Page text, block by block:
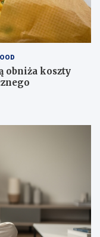
obniża koszty